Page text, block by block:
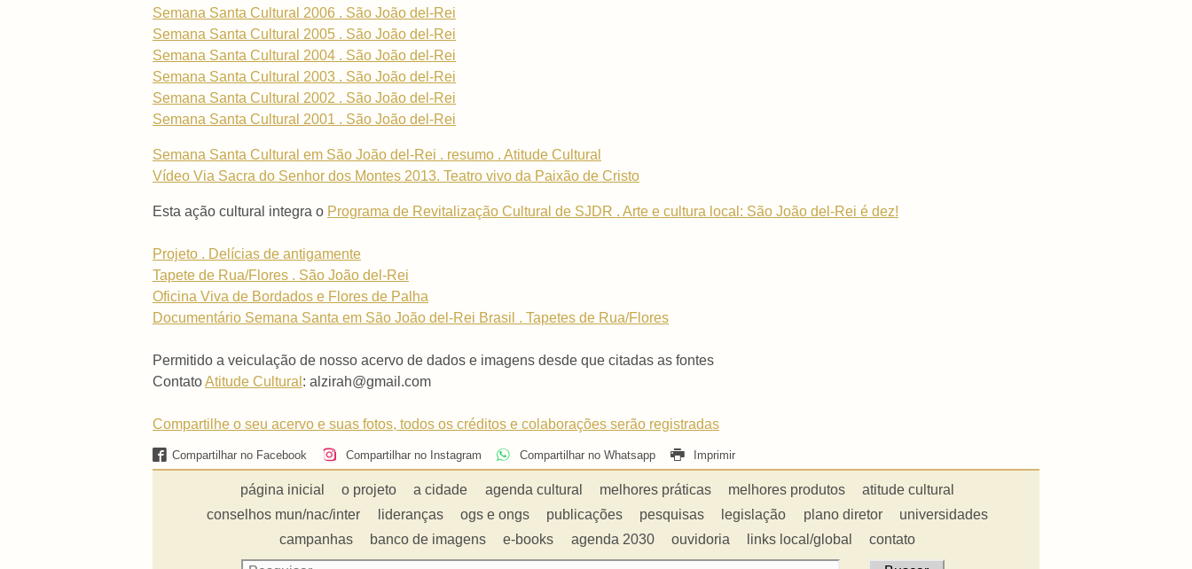
Semana Santa Cultural 2006 . São João del-Rei
Semana Santa Cultural 2005 . São João del-Rei
Semana Santa Cultural 2004 . São João del-Rei
Semana Santa Cultural 2003 . São João del-Rei
Semana Santa Cultural 2002 . São João del-Rei
Semana Santa Cultural 2001 . São João del-Rei
Semana Santa Cultural em São João del-Rei . resumo . Atitude Cultural
Vídeo Via Sacra do Senhor dos Montes 2013. Teatro vivo da Paixão de Cristo
Esta ação cultural integra o Programa de Revitalização Cultural de SJDR . Arte e cultura local: São João del-Rei é dez!
Projeto . Delícias de antigamente
Tapete de Rua/Flores . São João del-Rei
Oficina Viva de Bordados e Flores de Palha
Documentário Semana Santa em São João del-Rei Brasil . Tapetes de Rua/Flores
Permitido a veiculação de nosso acervo de dados e imagens desde que citadas as fontes
ContatoAtitude Cultural : alzirah@gmail.com
Compartilhe o seu acervo e suas fotos, todos os créditos e colaborações serão registradas
Compartilhar no Facebook Compartilhar no Instagram Compartilhar no Whatsapp Imprimir
página inicial o projeto a cidade agenda cultural melhores práticas melhores produtos
atitude cultural
conselhos mun/nac/inter
lideranças ogs e ongs publicações pesquisas legislação plano diretor
universidades
campanhas
banco de imagens e-books agenda 2030 ouvidoria links local/global contato